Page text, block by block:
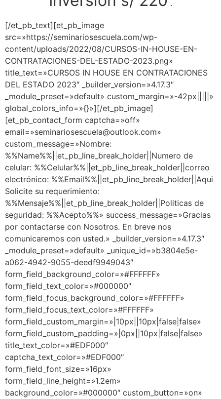
.
[/et_pb_text][et_pb_image
src=»https://seminariosescuela.com/wp-
content/uploads/2022/08/CURSOS-IN-HOUSE-EN-
CONTRATACIONES-DEL-ESTADO-2023.png»
title_text=»CURSOS IN HOUSE EN CONTRATACIONES
DEL ESTADO 2023″ _builder_version=»4.17.3″
_module_preset=»default» custom_margin=»-42px|||||»
global_colors_info=»{}»][/et_pb_image]
[et_pb_contact_form captcha=»off»
email=»seminariosescuela@outlook.com»
custom_message=»Nombre:
%%Name%%||et_pb_line_break_holder||Numero de
celular: %%Celular%%||et_pb_line_break_holder||correo
electrónico: %%Email%%||et_pb_line_break_holder||Aqui
Solicite su requerimiento:
%%Mensaje%%||et_pb_line_break_holder||Politicas de
seguridad: %%Acepto%%» success_message=»Gracias
por contactarse con Nosotros. En breve nos
comunicaremos con usted.» _builder_version=»4.17.3″
_module_preset=»default» _unique_id=»b3804e5e-
a062-4942-9055-deedf9949043″
form_field_background_color=»#FFFFFF»
form_field_text_color=»#000000″
form_field_focus_background_color=»#FFFFFF»
form_field_focus_text_color=»#FFFFFF»
form_field_custom_margin=»|10px||10px|false|false»
form_field_custom_padding=»|0px||10px|false|false»
title_text_color=»#EDF000″
captcha_text_color=»#EDF000″
form_field_font_size=»16px»
form_field_line_height=»1.2em»
background_color=»#000000″ custom_button=»on»